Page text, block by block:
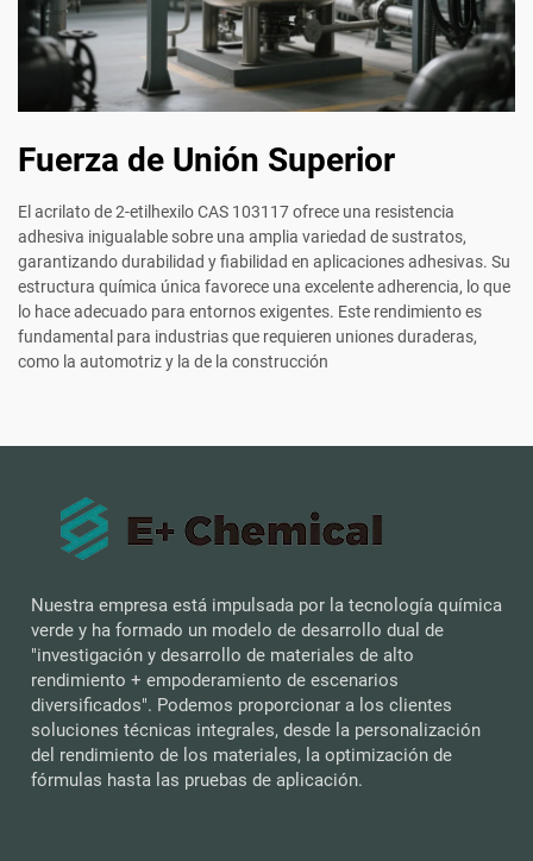
Fuerza de Unión Superior
El acrilato de 2-etilhexilo CAS 103117 ofrece una resistencia
adhesiva inigualable sobre una amplia variedad de sustratos,
garantizando durabilidad y fiabilidad en aplicaciones adhesivas. Su
estructura química única favorece una excelente adherencia, lo que
lo hace adecuado para entornos exigentes. Este rendimiento es
fundamental para industrias que requieren uniones duraderas,
como la automotriz y la de la construcción
Nuestra empresa está impulsada por la tecnología química
verde y ha formado un modelo de desarrollo dual de
"investigación y desarrollo de materiales de alto
rendimiento + empoderamiento de escenarios
diversificados". Podemos proporcionar a los clientes
soluciones técnicas integrales, desde la personalización
del rendimiento de los materiales, la optimización de
fórmulas hasta las pruebas de aplicación.